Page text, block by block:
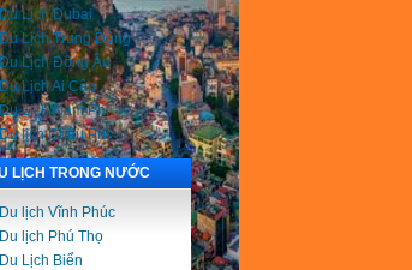
Du Lịch Dubai
Du Lịch Trung Đông
Du Lịch Đông Âu
Du Lịch Ai Cập
Du Lịch Nam Phi
Du lịch Châu Phi
LỊCH TRONG NƯỚC
Du lịch Vĩnh Phúc
Du lịch Phú Thọ
Du Lịch Biển